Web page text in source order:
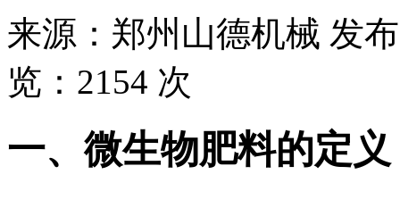
来源： 郑州山德机械 发
览： 2154 次
一、微生物肥料的定义